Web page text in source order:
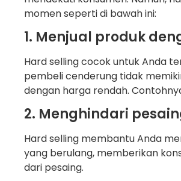
momen seperti di bawah ini:
1. Menjual produk
Hard selling cocok untuk Anda
pembeli cenderung tidak
dengan harga rendah.
2. Menghindari
Hard selling membantu Anda
yang berulang, memberikan
dari pesaing.